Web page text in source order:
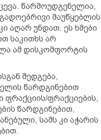
წარმოუდგენელია,
მაუწყებლის
აღარ უნდათ. ეს ხმები
საკითხს არ
ამ დისკომფორტის
შედგება,
წარდგინებით
ფრაქციის/ფრაქციების,
წარდგინებით,
სამს კი აჭარის